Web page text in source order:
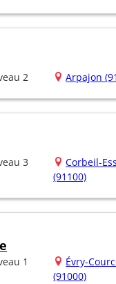
2 Arpajon
3
Corbeil-
(91100)
1
Évry-
(91000)